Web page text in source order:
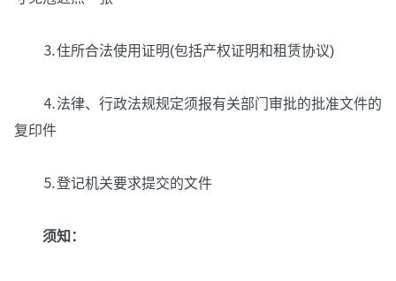
⒊住所合法使用证明(包括产权证明和租赁协议)
⒋法律、行政法规规定须报有关部门审批的批准文件的
复印件
⒌登记机关要求提交的文件
须知：